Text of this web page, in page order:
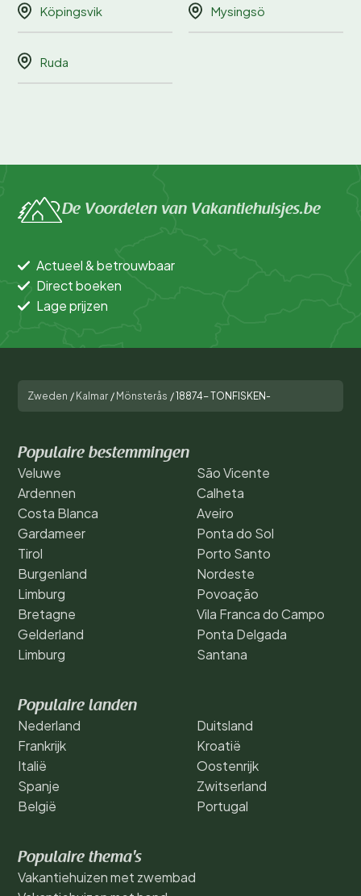
Köpingsvik Mysingsö
Ruda
De Voordelen van Vakantiehuisjes.be
Actueel & betrouwbaar
Direct boeken
Lage prijzen
Zweden / Kalmar / Mönsterås /18874- TONFISKEN-
Populaire bestemmingen
Veluwe
Ardennen
Costa Blanca
Gardameer
Tirol
Burgenland
Limburg
Bretagne
Gelderland
Limburg
São Vicente
Calheta
Aveiro
Ponta do Sol
Porto Santo
Nordeste
Povoação
Vila Franca do Campo
Ponta Delgada
Santana
Populaire landen
Nederland
Frankrijk
Italië
Spanje
België
Duitsland
Kroatië
Oostenrijk
Zwitserland
Portugal
Populaire thema's
Vakantiehuizen met zwembad